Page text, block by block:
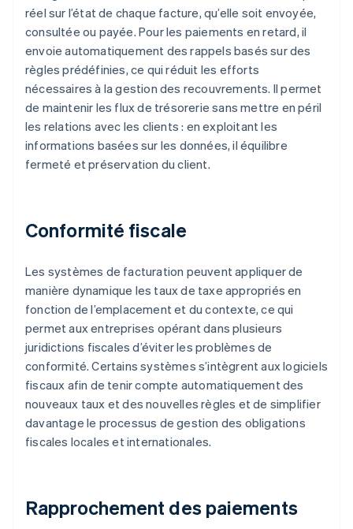
réel sur l’état de chaque facture, qu’elle soit envoyée,
consultée ou payée. Pour les paiements en retard, il
envoie automatiquement des rappels basés sur des
règles prédéfinies, ce qui réduit les efforts
nécessaires à la gestion des recouvrements. Il permet
de maintenir les flux de trésorerie sans mettre en péril
les relations avec les clients : en exploitant les
informations basées sur les données, il équilibre
fermeté et préservation du client.
Conformité fiscale
Les systèmes de facturation peuvent appliquer de
manière dynamique les taux de taxe appropriés en
fonction de l’emplacement et du contexte, ce qui
permet aux entreprises opérant dans plusieurs
juridictions fiscales d’éviter les problèmes de
conformité. Certains systèmes s’intègrent aux logiciels
fiscaux afin de tenir compte automatiquement des
nouveaux taux et des nouvelles règles et de simplifier
davantage le processus de gestion des obligations
fiscales locales et internationales.
Rapprochement des paiements